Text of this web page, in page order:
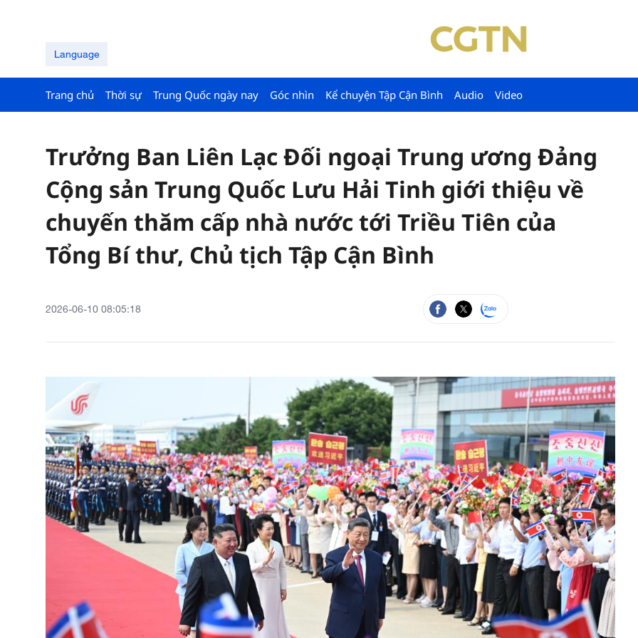
Language
Trang chủ Thời sự Trung Quốc ngày nay Góc nhìn Kể chuyện Tập Cận Bình Audio Video
Trưởng Ban Liên Lạc Đối ngoại Trung ương Đảng
Cộng sản Trung Quốc Lưu Hải Tinh giới thiệu về
chuyến thăm cấp nhà nước tới Triều Tiên của
Tổng Bí thư, Chủ tịch Tập Cận Bình
2026-06-10 08:05:18